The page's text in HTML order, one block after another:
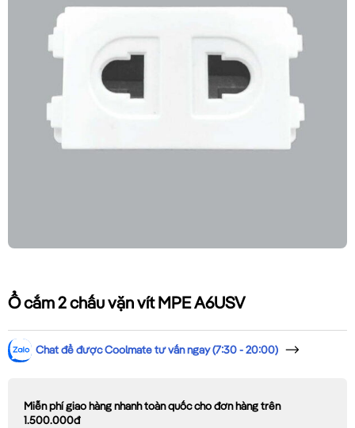
Ổ cắm 2 chấu vặn vít MPE A6USV
Chat để được Coolmate tư vấn ngay (7:30 - 20:00)
Miễn phí giao hàng nhanh toàn quốc cho đơn hàng trên
1.500.000đ